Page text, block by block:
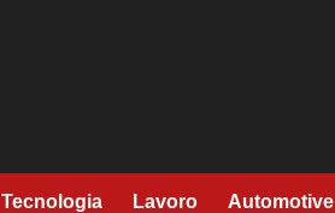
Tecnologia Lavoro Automotive